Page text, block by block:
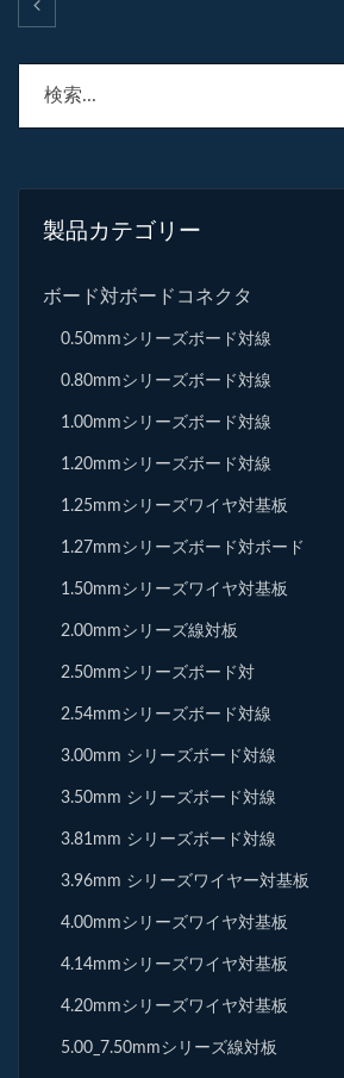
製品カテゴリー
ボード対ボードコネクタ
0.50mmシリーズボード対線
0.80mmシリーズボード対線
1.00mmシリーズボード対線
1.20mmシリーズボード対線
1.25mmシリーズワイヤ対基板
1.27mmシリーズボード対ボード
1.50mmシリーズワイヤ対基板
2.00mmシリーズ線対板
2.50mmシリーズボード対
2.54mmシリーズボード対線
3.00mm シリーズボード対線
3.50mm シリーズボード対線
3.81mm シリーズボード対線
3.96mm シリーズワイヤー対基板
4.00mmシリーズワイヤ対基板
4.14mmシリーズワイヤ対基板
4.20mmシリーズワイヤ対基板
5.00_7.50mmシリーズ線対板